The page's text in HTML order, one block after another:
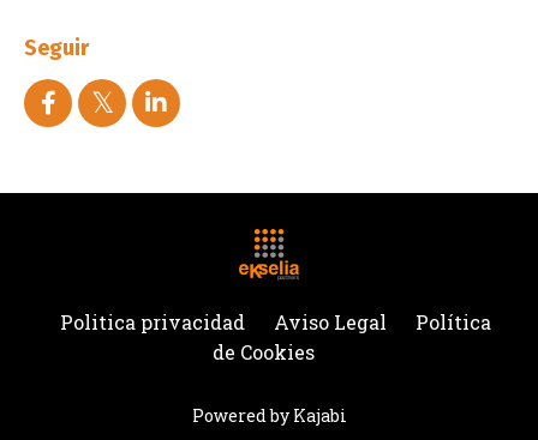
Seguir
Politica privacidad Aviso Legal
Política
de Cookies
Powered by Kajabi